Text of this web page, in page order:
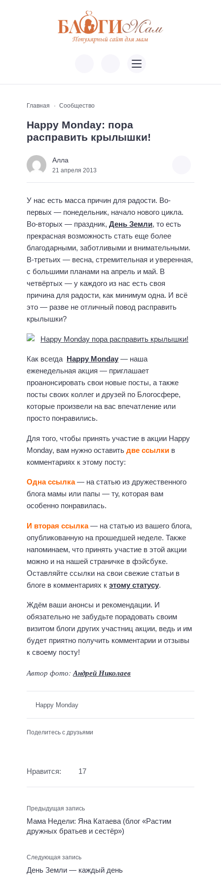
Главная Сообщество
Happy Monday: пора
расправить крылышки!
Алла
21 апреля 2013
У нас есть масса причин для радости. Во-
первых — понедельник, начало нового цикла.
Во-вторых — праздник, День Земли, то есть
прекрасная возможность стать еще более
благодарными, заботливыми и внимательными.
В-третьих — весна, стремительная и уверенная,
с большими планами на апрель и май. В
четвёртых — у каждого из нас есть своя
причина для радости, как минимум одна. И всё
это — разве не отличный повод расправить
крылышки?
Как всегда Happy Monday — наша
еженедельная акция — приглашает
проанонсировать свои новые посты, а также
посты своих коллег и друзей по Блогосфере,
которые произвели на вас впечатление или
просто понравились.
Для того, чтобы принять участие в акции Happy
Monday, вам нужно оставить две ссылки в
комментариях к этому посту:
Одна ссылка— на статью из дружественного
блога мамы или папы — ту, которая вам
особенно понравилась.
И вторая ссылка— на статью из вашего блога,
опубликованную на прошедшей неделе. Также
напоминаем, что принять участие в этой акции
можно и на нашей страничке в фэйсбуке.
Оставляйте ссылки на свои свежие статьи в
блоге в комментариях к этому статусу.
Ждём ваши анонсы и рекомендации. И
обязательно не забудьте порадовать своим
визитом блоги других участниц акции, ведь и им
будет приятно получить комментарии и отзывы
к своему посту!
Автор фото: Андрей Николаев
Happy Monday
Поделитесь с друзьями
Нравится: 17
Предыдущая запись
Мама Недели: Яна Катаева (блог «Растим
дружных братьев и сестёр»)
Следующая запись
День Земли — каждый день